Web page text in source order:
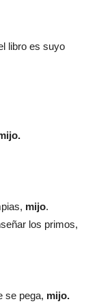
libro es suyo
mijo.
los primos,
se pega, mijo.